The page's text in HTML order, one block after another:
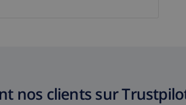
nos clients sur